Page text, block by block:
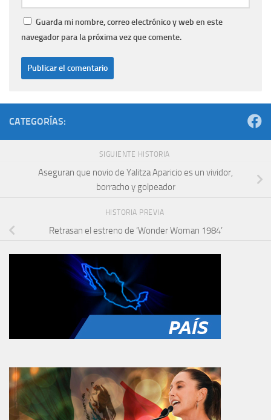
Guarda mi nombre, correo electrónico y web en este
navegador para la próxima vez que comente.
CATEGORÍAS:
SIGUIENTE HISTORIA
Aseguran que novio de Yalitza Aparicio es un vividor,
borracho y golpeador
HISTORIA PREVIA
Retrasan el estreno de ‘Wonder Woman 1984’